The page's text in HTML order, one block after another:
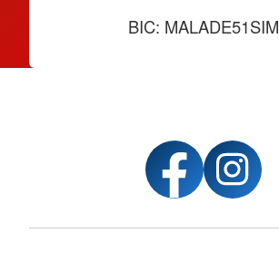
BIC: MALADE51SIM